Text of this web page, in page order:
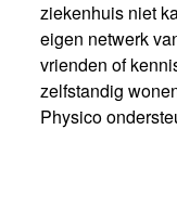
ziekenhuis niet
eigen netwerk
vrienden of
zelfstandig
Physico